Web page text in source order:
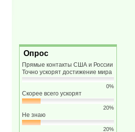
Опрос
Прямые контакты США и России
Точно ускорят достижение мира
0%
Скорее всего ускорят
20%
Не знаю
20%